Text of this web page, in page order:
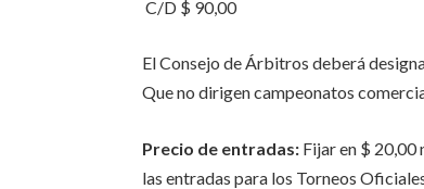
C/D $ 90,00
El Consejo de Árbitros deberá
Que no dirigen campeonatos
Precio de entradas: Fijar en $ 20,00
las entradas para los Torneos Oficiales